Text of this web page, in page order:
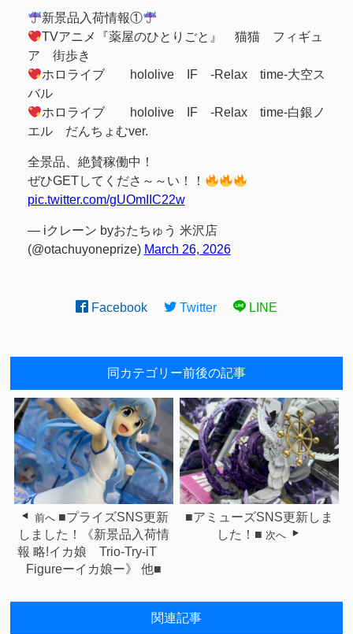
新景品入荷情報①
TVアニメ『薬屋のひとりごと』 猫猫 フィギュ
ア 街歩き
ホロライブ hololive IF -Relax time-大空ス
バル
ホロライブ hololive IF -Relax time-白銀ノ
エル だんちょむver.
全景品、絶賛稼働中！
ぜひGETしてくださ～～い！！
pic.twitter.com/gUOmIIC22w
— iクレーン byおたちゅう 米沢店
(@otachuyoneprize) March 26, 2026
Facebook Twitter LINE
同カテゴリー前後の記事
前へ ■プライズSNS更新
しました！《新景品入荷情
報 略!イカ娘 Trio-Try-iT
Figureーイカ娘ー》 他■
■アミューズSNS更新しま
した！■ 次へ
関連記事